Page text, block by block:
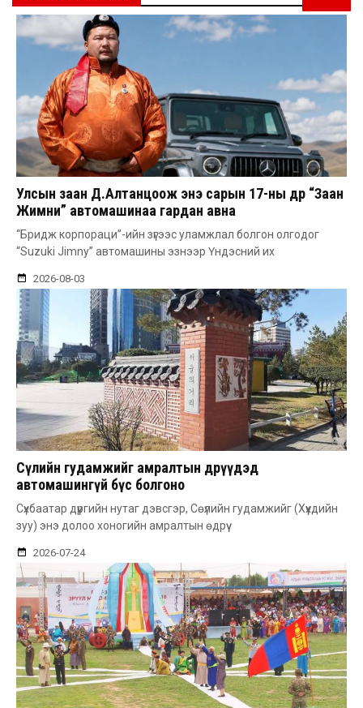
Улсын заан Д.Алтанцоож энэ сарын 17-ны өдөр “Заан
Жимни” автомашинаа гардан авна
“Бридж корпораци”-ийн зүгээс уламжлал болгон олгодог
“Suzuki Jimny” автомашины эзнээр Үндэсний их
2026-08-03
Сөүлийн гудамжийг амралтын өдрүүдэд
автомашингүй бүс болгоно
Сүхбаатар дүүргийн нутаг дэвсгэр, Сөүлийн гудамжийг (Хүүхдийн
зуу) энэ долоо хоногийн амралтын өдрүү
2026-07-24